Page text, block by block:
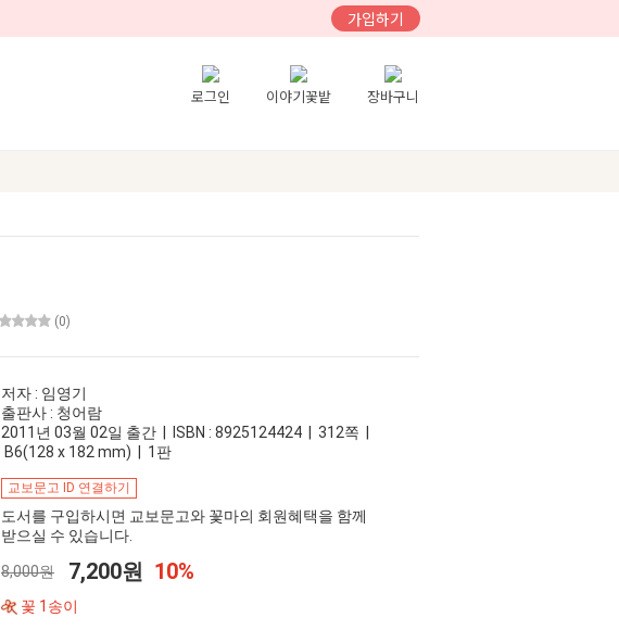
가입하기
로그인 이야기꽃밭 장바구니
(0)
저자 : 임영기
출판사 : 청어람
2011년 03월 02일 출간 | ISBN : 8925124424 | 312쪽 |
B6(128 x 182 mm) | 1판
교보문고 ID 연결하기
도서를 구입하시면 교보문고와 꽃마의 회원혜택을 함께
받으실 수 있습니다.
8,000원 7,200원 10%
꽃 1송이